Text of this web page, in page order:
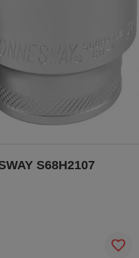
S68H2107